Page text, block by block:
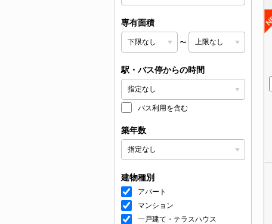
専有面積
〜
駅・バス停からの時間
バス利用を含む
築年数
建物種別
アパート
マンション
一戸建て・テラスハウス